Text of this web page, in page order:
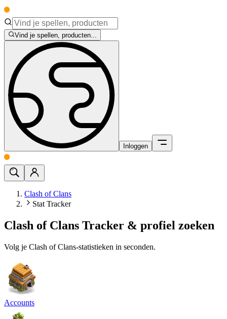
Vind je spellen, producten...
Inloggen
Clash of Clans
Stat Tracker
Clash of Clans Tracker & profiel zoeken
Volg je Clash of Clans-statistieken in seconden.
Accounts